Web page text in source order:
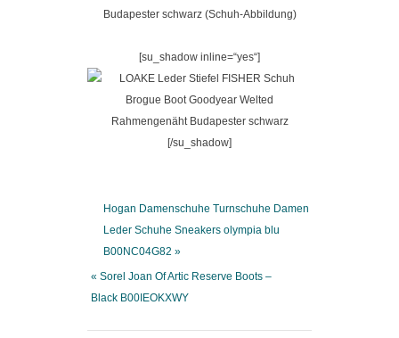
Budapester schwarz (Schuh-Abbildung)
[su_shadow inline=“yes“]
[/su_shadow]
Hogan Damenschuhe Turnschuhe Damen
Leder Schuhe Sneakers olympia blu
B00NC04G82 »
« Sorel Joan Of Artic Reserve Boots –
Black B00IEOKXWY